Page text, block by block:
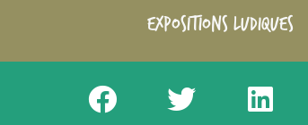
expositions ludiques